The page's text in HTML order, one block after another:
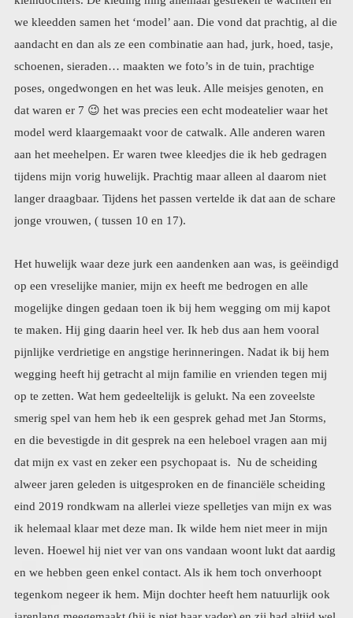
dat waren er 7 😉 het was precies een echt modeatelier waar het
model werd klaargemaakt voor de catwalk. Alle anderen waren
aan het meehelpen. Er waren twee kleedjes die ik heb gedragen
tijdens mijn vorig huwelijk. Prachtig maar alleen al daarom niet
langer draagbaar. Tijdens het passen vertelde ik dat aan de schare
jonge vrouwen, ( tussen 10 en 17).
Het huwelijk waar deze jurk een aandenken aan was, is geëindigd
op een vreselijke manier, mijn ex heeft me bedrogen en alle
mogelijke dingen gedaan toen ik bij hem wegging om mij kapot
te maken. Hij ging daarin heel ver. Ik heb dus aan hem vooral
pijnlijke verdrietige en angstige herinneringen. Nadat ik bij hem
wegging heeft hij getracht al mijn familie en vrienden tegen mij
op te zetten. Wat hem gedeeltelijk is gelukt. Na een zoveelste
smerig spel van hem heb ik een gesprek gehad met Jan Storms,
en die bevestigde in dit gesprek na een heleboel vragen aan mij
dat mijn ex vast en zeker een psychopaat is. Nu de scheiding
alweer jaren geleden is uitgesproken en de financiële scheiding
eind 2019 rondkwam na allerlei vieze spelletjes van mijn ex was
ik helemaal klaar met deze man. Ik wilde hem niet meer in mijn
leven. Hoewel hij niet ver van ons vandaan woont lukt dat aardig
en we hebben geen enkel contact. Als ik hem toch onverhoopt
tegenkom negeer ik hem. Mijn dochter heeft hem natuurlijk ook
jarenlang meegemaakt (hij is niet haar vader) en zij had altijd wel
een redelijk goede band met deze man. En onze oudste
kleindochter had ook een warme band met hem. Hij was altijd
een lieve opa. Mijn ex was heel goed in staat naar buiten, dus met
vrienden en familie de charmante man uit te hangen. Slechts een